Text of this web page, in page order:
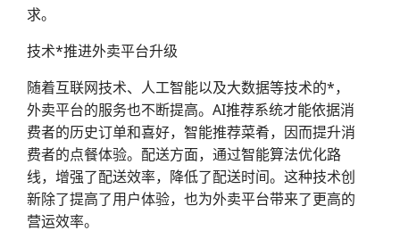
求。
技术*推进外卖平台升级
随着互联网技术、人工智能以及大数据等技术的*，
外卖平台的服务也不断提高。AI推荐系统才能依据消
费者的历史订单和喜好，智能推荐菜肴，因而提升消
费者的点餐体验。配送方面，通过智能算法优化路
线，增强了配送效率，降低了配送时间。这种技术创
新除了提高了用户体验，也为外卖平台带来了更高的
营运效率。